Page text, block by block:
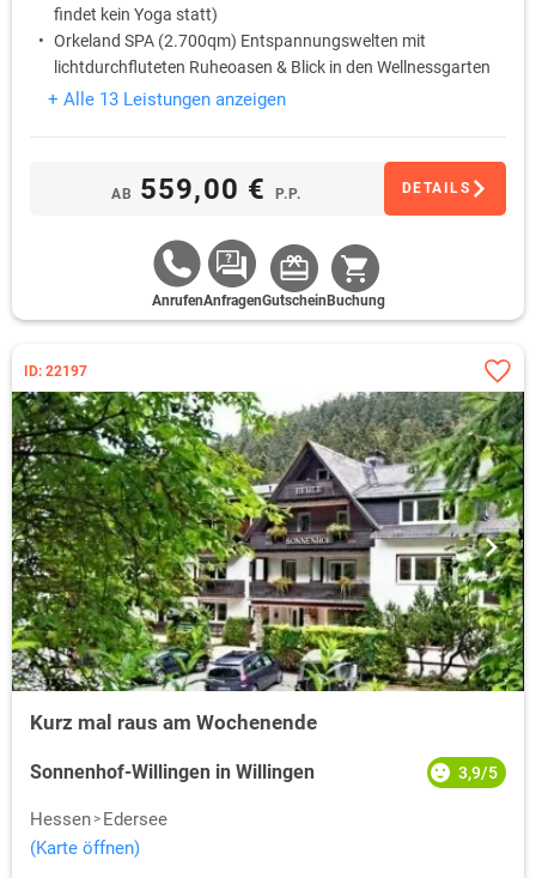
findet kein Yoga statt)
Orkeland SPA (2.700qm) Entspannungswelten mit
lichtdurchfluteten Ruheoasen & Blick in den Wellnessgarten
+ Alle 13 Leistungen anzeigen
AB 559,00 € P.P. DETAILS
AnrufenAnfragenGutschein Buchung
ID: 22197
Kurz mal raus am Wochenende
Sonnenhof-Willingen in Willingen 3,9/5
Hessen
Edersee
(Karte öffnen)